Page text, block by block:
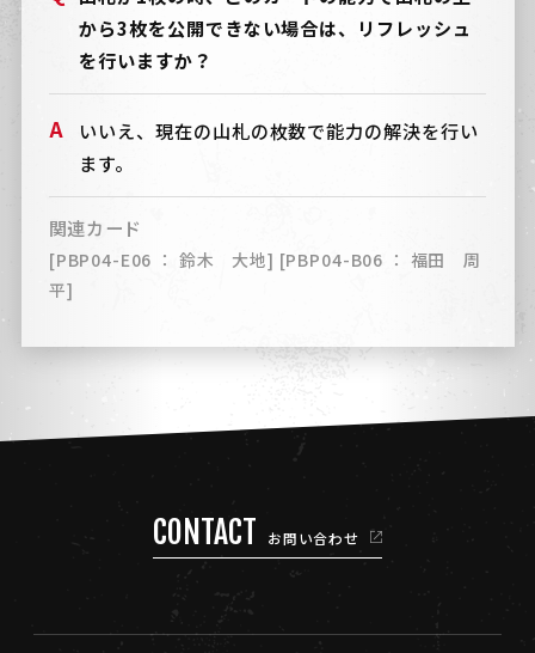
から3枚を公開できない場合は、リフレッシュ
を行いますか？
いいえ、現在の山札の枚数で能力の解決を行い
ます。
関連カード
[PBP04-E06 ： 鈴木 大地] [PBP04-B06 ： 福田 周
平]
CONTACT お問い合わせ